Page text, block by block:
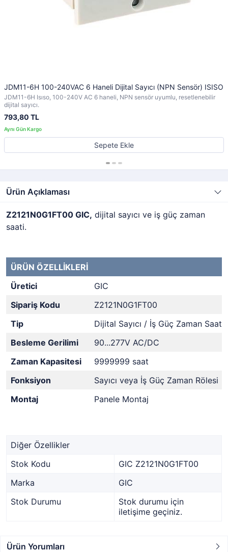
JDM11-6H 100-240VAC 6 Haneli Dijital Sayıcı (NPN Sensör) ISISO
JDM11-6H Isıso, 100-240V AC 6 haneli, NPN sensör uyumlu, resetlenebilir
dijital sayıcı.
793,80 TL
Sepete Ekle
Ürün Açıklaması
Z2121N0G1FT00 GIC, dijital sayıcı ve iş güç zaman
saati.
ÜRÜN ÖZELLİKLERİ
Üretici
GIC
Sipariş Kodu
Z2121N0G1FT00
Tip
Dijital Sayıcı / İş Güç Zaman Saati
Besleme Gerilimi
90...277V AC/DC
Zaman Kapasitesi
9999999 saat
Fonksiyon
Sayıcı veya İş Güç Zaman Rölesi
Montaj
Panele Montaj
Diğer Özellikler
Stok Kodu
GIC Z2121N0G1FT00
Marka
GIC
Stok Durumu
Stok durumu için
iletişime geçiniz.
Ürün Yorumları